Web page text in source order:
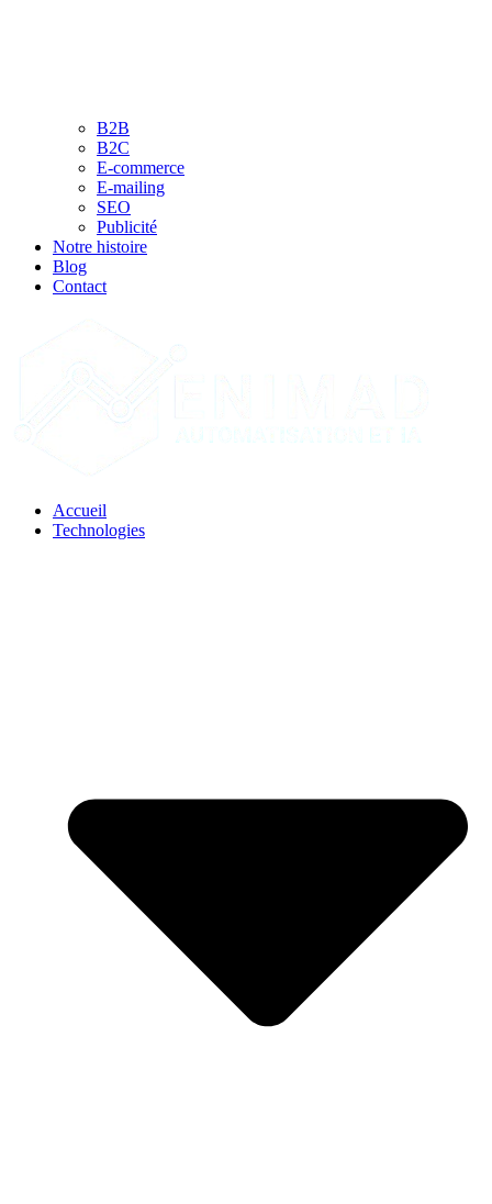
B2B
B2C
E-commerce
E-mailing
SEO
Publicité
Notre histoire
Blog
Contact
Accueil
Technologies